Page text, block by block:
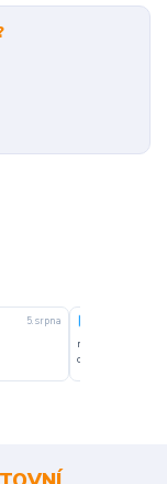
5. srpna
nakupuji
o stavu